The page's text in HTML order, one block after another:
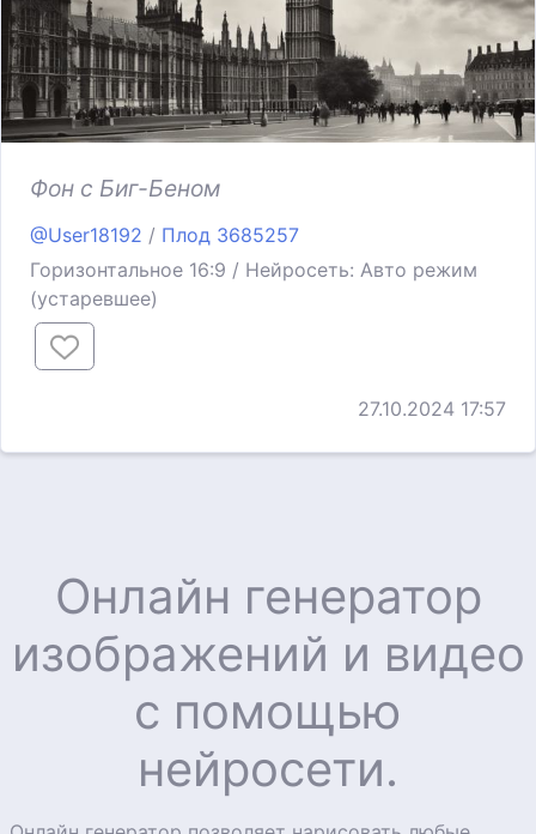
Фон с Биг-Беном
@User18192 / Плод 3685257
Горизонтальное 16:9 / Нейросеть: Авто режим
(устаревшее)
27.10.2024 17:57
Онлайн генератор
изображений и видео
с помощью
нейросети.